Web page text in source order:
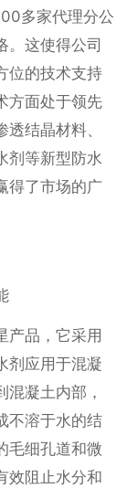
多家代理分公
。这使得公司
位的技术支持
方面处于领先
结晶材料、
剂等新型防水
得了市场的广
产品，它采用
剂应用于混凝
凝土内部，
不溶于水的结
毛细孔道和微
效阻止水分和